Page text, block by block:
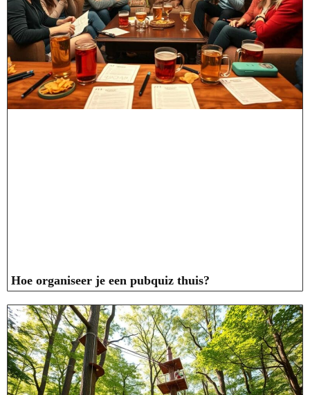
Hoe organiseer je een pubquiz thuis?